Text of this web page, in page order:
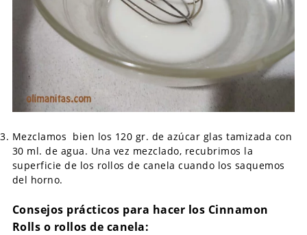
Mezclamos bien los 120 gr. de azúcar glas tamizada con
30 ml. de agua. Una vez mezclado, recubrimos la
superficie de los rollos de canela cuando los saquemos
del horno.
Consejos prácticos para hacer los Cinnamon
Rolls o rollos de canela: